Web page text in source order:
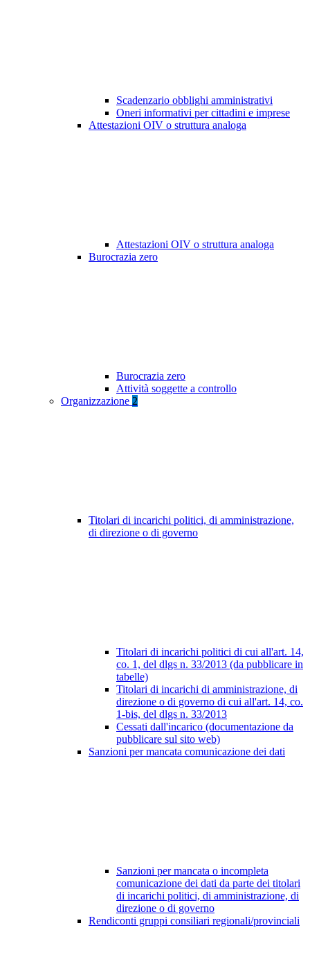
Scadenzario obblighi amministrativi
Oneri informativi per cittadini e imprese
Attestazioni OIV o struttura analoga
Attestazioni OIV o struttura analoga
Burocrazia zero
Burocrazia zero
Attività soggette a controllo
Organizzazione 2
Titolari di incarichi politici, di amministrazione,
di direzione o di governo
Titolari di incarichi politici di cui all'art. 14,
co. 1, del dlgs n. 33/2013 (da pubblicare in
tabelle)
Titolari di incarichi di amministrazione, di
direzione o di governo di cui all'art. 14, co.
1-bis, del dlgs n. 33/2013
Cessati dall'incarico (documentazione da
pubblicare sul sito web)
Sanzioni per mancata comunicazione dei dati
Sanzioni per mancata o incompleta
comunicazione dei dati da parte dei titolari
di incarichi politici, di amministrazione, di
direzione o di governo
Rendiconti gruppi consiliari regionali/provinciali